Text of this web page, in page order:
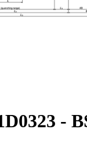
-